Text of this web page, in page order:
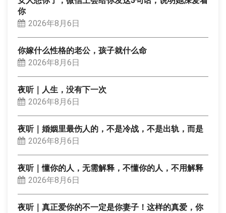
你
2026年8月6日
你嫁什么性格的老公，孩子就什么命
2026年8月6日
夜听｜人生，没有下一次
2026年8月6日
夜听｜婚姻里最伤人的，不是冷战，不是出轨，而是
2026年8月6日
夜听｜懂你的人，无需解释，不懂你的人，不用解释
2026年8月6日
夜听｜真正爱你的不一定是你妻子！这样的真爱，你